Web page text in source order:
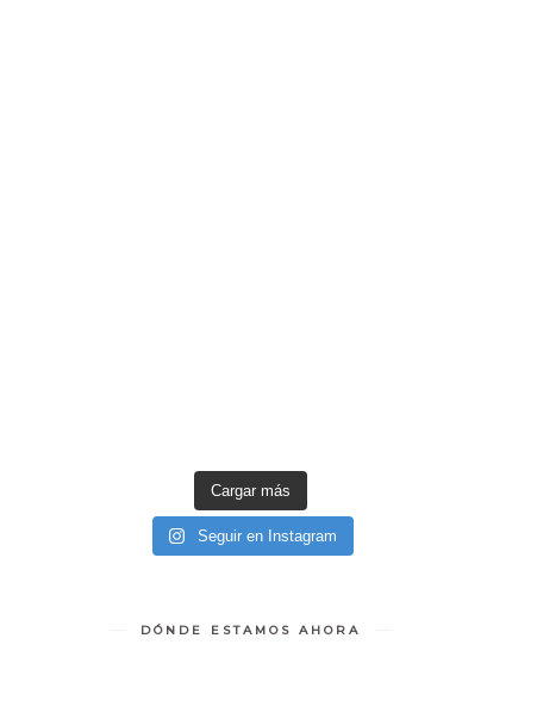
Cargar más
Seguir en Instagram
DÓNDE ESTAMOS AHORA